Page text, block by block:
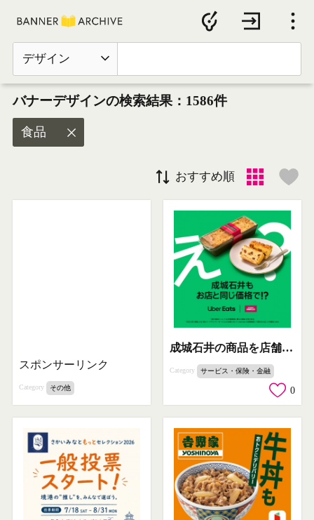
デザイン
バナーデザインの検索結果：1586件
食品
おすすめ順
スポンサーリンク
Category その他
成城石井の商品を店舗価格で配達するUber Eatsサービス
Category サービス・保険・金融
0